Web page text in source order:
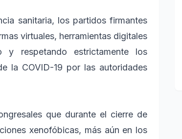
sanitaria, los partidos firmantes
virtuales, herramientas digitales
y respetando estrictamente los
la COVID-19 por las autoridades
que durante el cierre de
xenofóbicas, más aún en los